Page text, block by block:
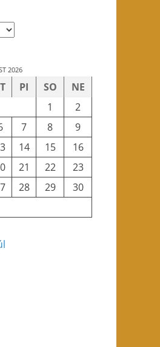
2026
PI SO
NE
1
2
7 8
9
14 15
16
21 22
23
28 29
30